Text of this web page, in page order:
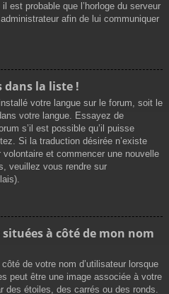
il est probable que l’horloge du serveur
afin de lui communiquer
dans la liste !
votre langue sur le forum, soit le
votre langue. Essayez de
s’il est possible qu’il puisse
Si la traduction désirée n’existe
et commencer une nouvelle
veuillez vous rendre sur
à côté de mon nom
de votre nom d’utilisateur lorsque
peut être une image associée à votre
des étoiles, des carrés ou des ronds.